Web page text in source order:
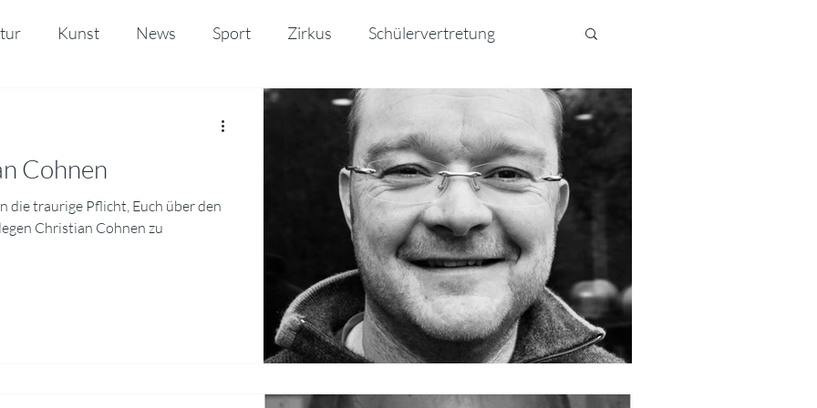
Kunst News Sport Zirkus Schülervertretung
Cohnen
die traurige Pflicht, Euch über den
Christian Cohnen zu